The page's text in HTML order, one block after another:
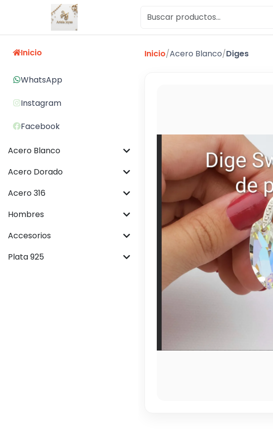
Inicio
WhatsApp
Instagram
Facebook
Acero Blanco
Acero Dorado
Acero 316
Hombres
Accesorios
Plata 925
Inicio/Acero Blanco/Diges